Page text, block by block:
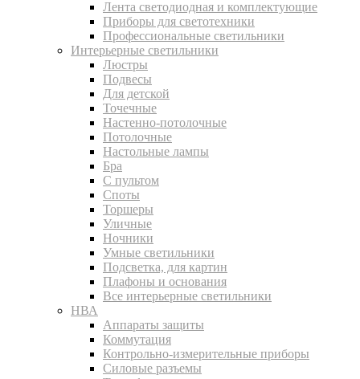
Лента светодиодная и комплектующие
Приборы для светотехники
Профессиональные светильники
Интерьерные светильники
Люстры
Подвесы
Для детской
Точечные
Настенно-потолочные
Потолочные
Настольные лампы
Бра
С пультом
Споты
Торшеры
Уличные
Ночники
Умные светильники
Подсветка, для картин
Плафоны и основания
Все интерьерные светильники
НВА
Аппараты защиты
Коммутация
Контрольно-измерительные приборы
Силовые разъемы